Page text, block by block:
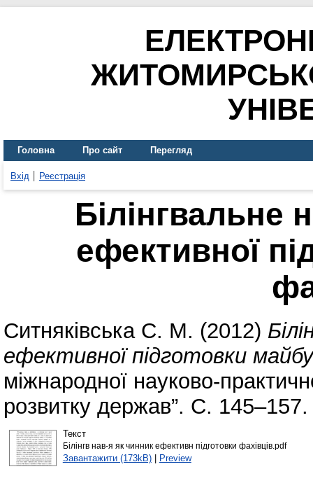
Головна Про сайт Перегляд
Вхід Реєстрація
Білінгвальне
ефективної
Ситняківська С. М. (2012)
ефективної підготовки
міжнародної науково-
розвитку держав”. С. 145–157.
Текст
Білінгв нав-я як чинник ефективн підготовки фахівців.pdf
Завантажити (173kB)| Preview